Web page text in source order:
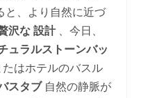
と、より自然に近づ
沢な 設計、今日、
ュラルストーンバッ
はホテルのバスル
スタブ自然の静脈が